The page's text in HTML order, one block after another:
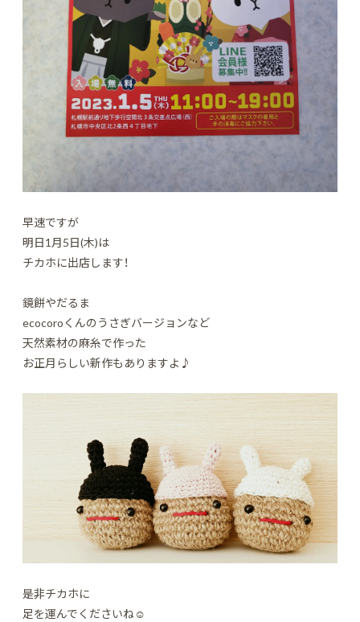
早速ですが
明日1月5日(木)は
チカホに出店します！
鏡餅やだるま
ecocoroくんのうさぎバージョンなど
天然素材の麻糸で作った
お正月らしい新作もありますよ♪
是非チカホに
足を運んでくださいね☺️